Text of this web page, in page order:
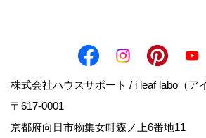
株式会社ハウスサポート / i leaf labo（ア
〒617-0001
京都府向日市物集女町森ノ上6番地11